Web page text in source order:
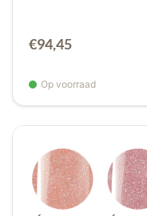
€94,45
Op voorraad